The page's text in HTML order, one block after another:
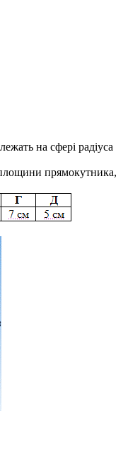
на сфері радіуса
прямокутника,